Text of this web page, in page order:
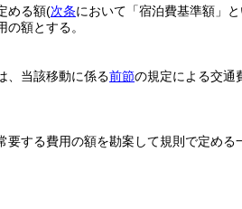
める額(次条において「宿泊費基準額」
額とする。
、当該移動に係る前節の規定による交通
する費用の額を勘案して規則で定める